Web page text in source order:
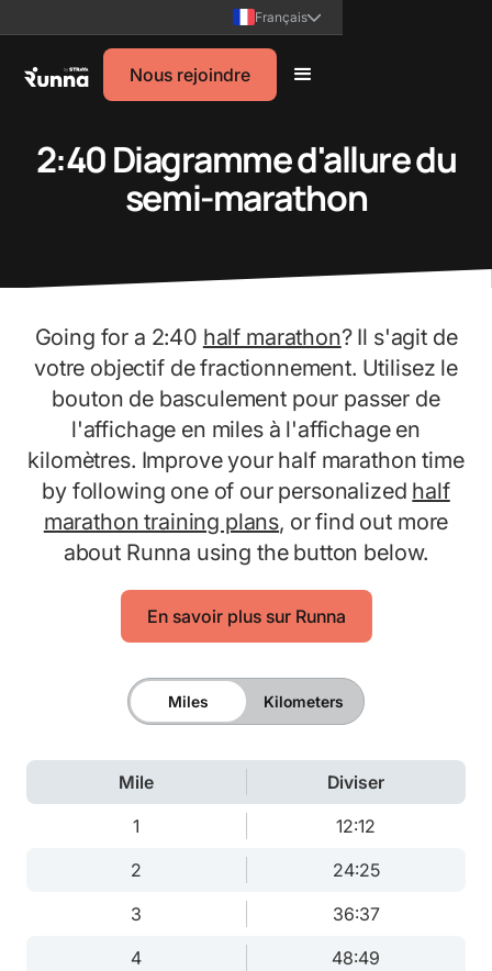
Français
Nous rejoindre
2:40 Diagramme d'allure du
semi-marathon
Going for a 2:40 half marathon? Il s'agit de
votre objectif de fractionnement. Utilisez le
bouton de basculement pour passer de
l'affichage en miles à l'affichage en
kilomètres. Improve your half marathon time
by following one of our personalized half
marathon training plans, or find out more
about Runna using the button below.
En savoir plus sur Runna
Miles Kilometers
Mile
Diviser
1
12:12
2
24:25
3
36:37
4
48:49